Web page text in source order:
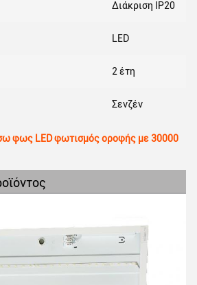
Διάκριση IP20
LED
2 έτη
Σενζέν
φως LED φωτισμός οροφής με 30000